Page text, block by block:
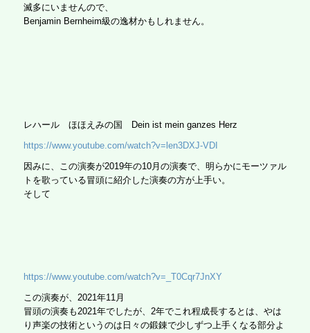
滅多にいませんので、
Benjamin Bernheim級の逸材かもしれません。
レハール ほほえみの国 Dein ist mein ganzes Herz
https://www.youtube.com/watch?v=len3DXJ-VDI
因みに、この演奏が2019年の10月の演奏で、明らかにモーツァル
トを歌っている冒頭に紹介した演奏の方が上手い。
そして
https://www.youtube.com/watch?v=_T0Cqr7JnXY
この演奏が、2021年11月
冒頭の演奏も2021年でしたが、2年でこれ程成長するとは、やは
り声楽の技術というのは日々の鍛錬で少しずつ上手くなる部分よ